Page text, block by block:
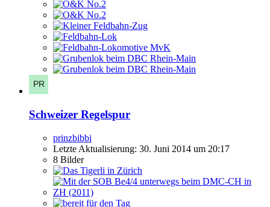
Schweizer Regelspur
prinzbibbi
Letzte Aktualisierung: 30. Juni 2014 um 20:17
8 Bilder